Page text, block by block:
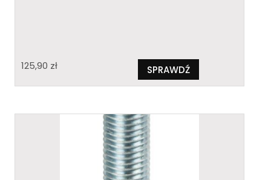
125,90 zł SPRAWDŹ